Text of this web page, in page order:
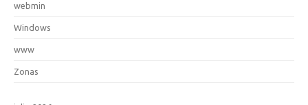
webmin
Windows
www
Zonas